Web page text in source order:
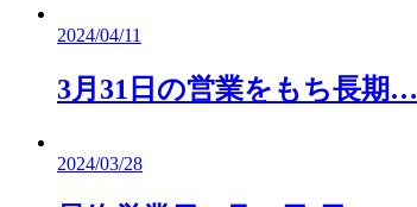
2024/04/11
3月31日の営業をもち長期…
2024/03/28